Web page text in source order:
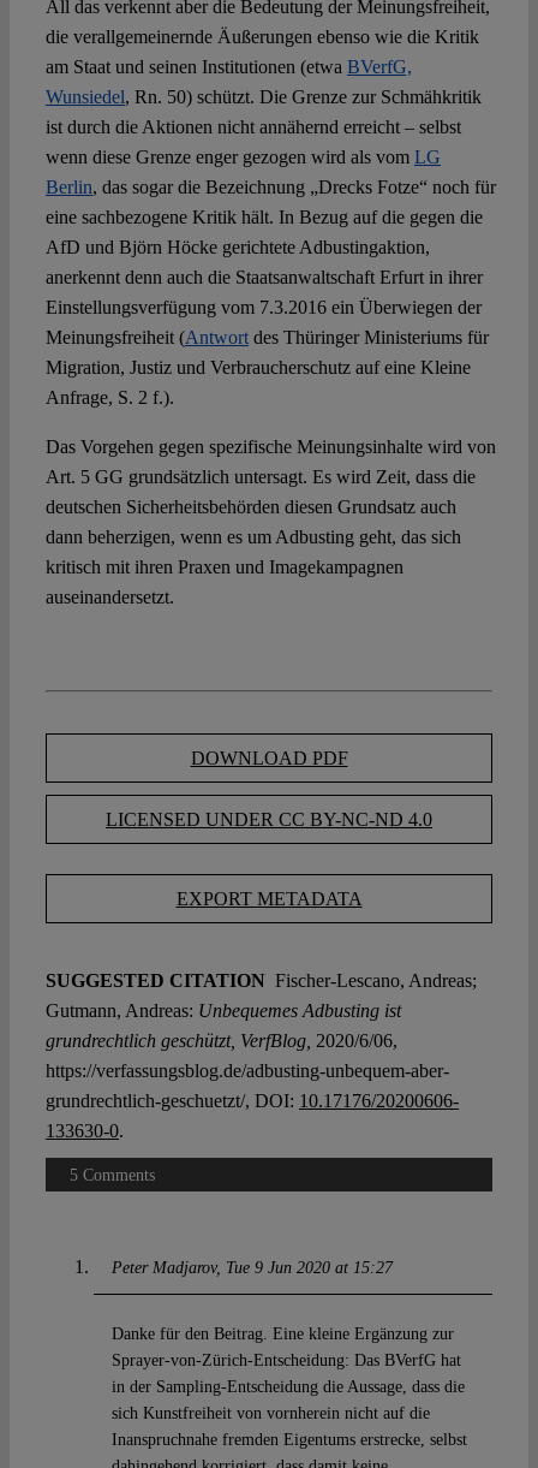
All das verkennt aber die Bedeutung der Meinungsfreiheit,
die verallgemeinernde Äußerungen ebenso wie die Kritik
am Staat und seinen Institutionen (etwa BVerfG,
Wunsiedel, Rn. 50) schützt. Die Grenze zur Schmähkritik
ist durch die Aktionen nicht annähernd erreicht – selbst
wenn diese Grenze enger gezogen wird als vom LG
Berlin, das sogar die Bezeichnung „Drecks Fotze“ noch für
eine sachbezogene Kritik hält. In Bezug auf die gegen die
AfD und Björn Höcke gerichtete Adbustingaktion,
anerkennt denn auch die Staatsanwaltschaft Erfurt in ihrer
Einstellungsverfügung vom 7.3.2016 ein Überwiegen der
Meinungsfreiheit (Antwortdes Thüringer Ministeriums für
Migration, Justiz und Verbraucherschutz auf eine Kleine
Anfrage, S. 2 f.).
Das Vorgehen gegen spezifische Meinungsinhalte wird von
Art. 5 GG grundsätzlich untersagt. Es wird Zeit, dass die
deutschen Sicherheitsbehörden diesen Grundsatz auch
dann beherzigen, wenn es um Adbusting geht, das sich
kritisch mit ihren Praxen und Imagekampagnen
auseinandersetzt.
DOWNLOAD PDF
LICENSED UNDER CC BY-NC-ND 4.0
EXPORT METADATA
SUGGESTED CITATION Fischer-Lescano, Andreas;
Gutmann, Andreas: Unbequemes Adbusting ist
grundrechtlich geschützt, VerfBlog, 2020/6/06,
https://verfassungsblog.de/adbusting-unbequem-aber-
grundrechtlich-geschuetzt/, DOI: 10.17176/20200606-
133630-0.
5 Comments
Peter Madjarov Tue 9 Jun 2020 at 15:27
Danke für den Beitrag. Eine kleine Ergänzung zur
Sprayer-von-Zürich-Entscheidung: Das BVerfG hat
in der Sampling-Entscheidung die Aussage, dass die
sich Kunstfreiheit von vornherein nicht auf die
Inanspruchnahe fremden Eigentums erstrecke, selbst